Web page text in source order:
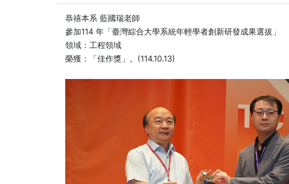
恭禧本系 藍國瑞老師
參加114 年「臺灣綜合大學系統年輕學者創新研發成果選拔」
領域：工程領域
榮獲：「佳作獎」。(114.10.13)